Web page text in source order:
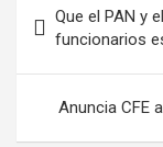
Que el PAN y
funcionarios
Anuncia CFE